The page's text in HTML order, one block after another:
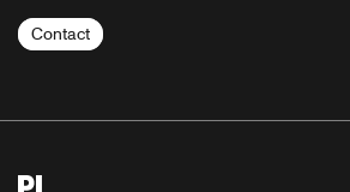
Contact